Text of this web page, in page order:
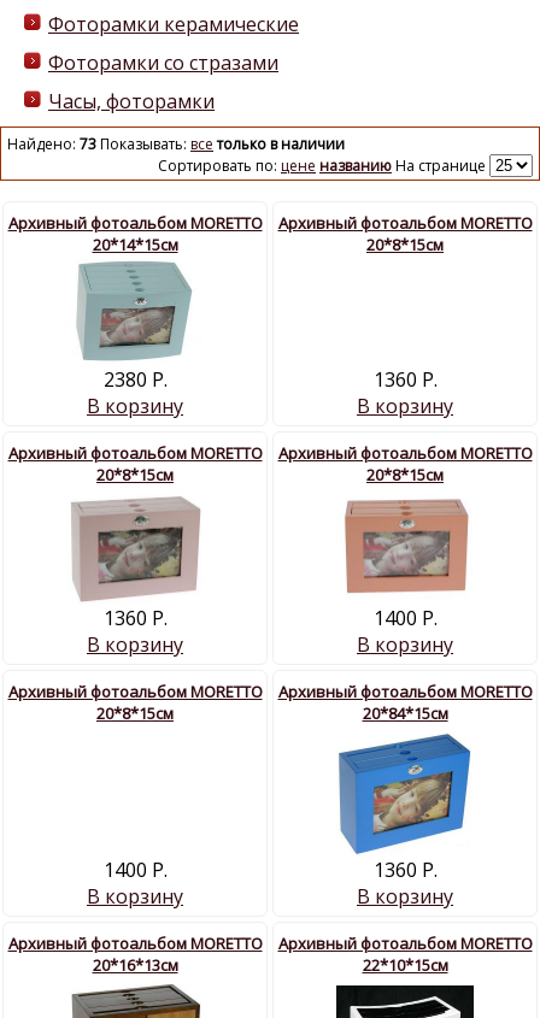
Фоторамки керамические
Фоторамки со стразами
Часы, фоторамки
Найдено: 73Показывать: все только в наличии
Сортировать по: цене названиюНа странице
Архивный фотоальбом MORETTO
20*14*15см
2380 Р.
В корзину
Архивный фотоальбом MORETTO
20*8*15см
1360 Р.
В корзину
Архивный фотоальбом MORETTO
20*8*15см
1360 Р.
В корзину
Архивный фотоальбом MORETTO
20*8*15см
1400 Р.
В корзину
Архивный фотоальбом MORETTO
20*8*15см
1400 Р.
В корзину
Архивный фотоальбом MORETTO
20*84*15см
1360 Р.
В корзину
Архивный фотоальбом MORETTO
20*16*13см
Архивный фотоальбом MORETTO
22*10*15см